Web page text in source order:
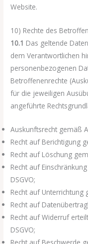
Website.
10) Rechte des
10.1 Das geltende
dem Verantwortlichen
personenbezogenen
Betroffenenrechte
für die jeweiligen
angeführte
Auskunftsrecht gemäß
Recht auf Berichtigung
Recht auf Löschung
Recht auf
DSGVO;
Recht auf Unterrichtung
Recht auf
Recht auf Widerruf
DSGVO;